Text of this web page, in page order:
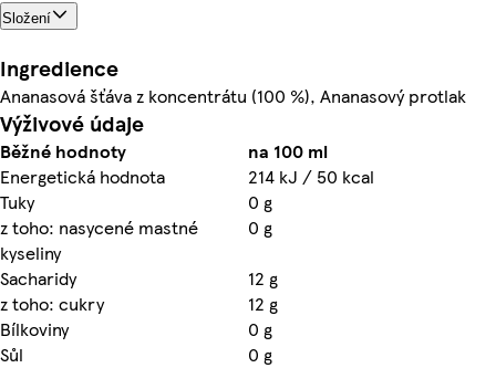
Složení
Ingredience
Ananasová šťáva z koncentrátu (100 %), Ananasový protlak
Výživové údaje
Běžné hodnoty
na 100 ml
Energetická hodnota
214 kJ / 50 kcal
Tuky
0 g
z toho: nasycené mastné
kyseliny
0 g
Sacharidy
12 g
z toho: cukry
12 g
Bílkoviny
0 g
Sůl
0 g